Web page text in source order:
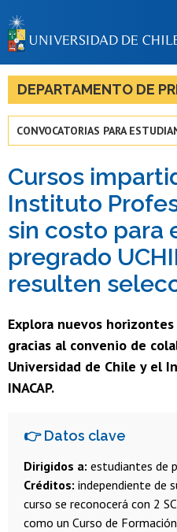
LA
DEPARTAMENTO DE
CONVOCATORIAS PARA
Cursos
Instituto
sin costo para
pregrado
resulten
Explora nuevos
gracias al convenio de
Universidad de Chile y el
INACAP.
👉 Datos clave
Dirigidos a: estudiantes de
Créditos: independiente de
curso se reconocerá con 2
como un Curso de